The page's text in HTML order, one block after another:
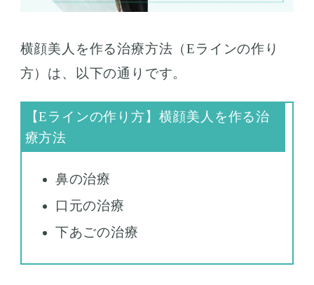
横顔美人を作る治療方法（Eラインの作り
方）は、以下の通りです。
鼻の治療
口元の治療
下あごの治療